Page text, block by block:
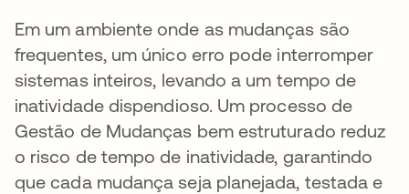
Em um ambiente onde as mudanças são
frequentes, um único erro pode interromper
sistemas inteiros, levando a um tempo de
inatividade dispendioso. Um processo de
Gestão de Mudanças bem estruturado reduz
o risco de tempo de inatividade, garantindo
que cada mudança seja planejada, testada e